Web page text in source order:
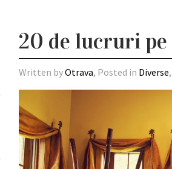
20 de lucruri pe
Written byOtrava, Posted in Diverse,